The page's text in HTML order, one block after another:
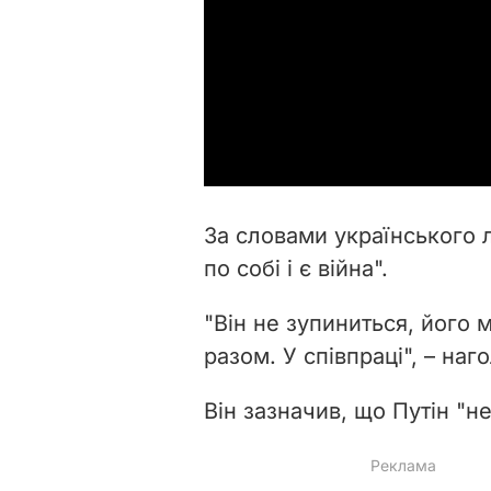
За словами українського
по собі і є війна".
"Він не зупиниться, його
разом. У співпраці", –
Він зазначив, що Путін